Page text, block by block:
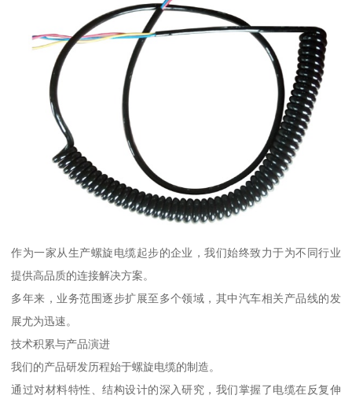
作为一家从生产螺旋电缆起步的企业，我们始终致力于为不同行业
提供高品质的连接解决方案。
多年来，业务范围逐步扩展至多个领域，其中汽车相关产品线的发
展尤为迅速。
技术积累与产品演进
我们的产品研发历程始于螺旋电缆的制造。
通过对材料特性、结构设计的深入研究，我们掌握了电缆在反复伸